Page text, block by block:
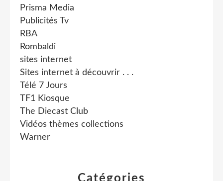
Catégories
Prisma Media
Publicités Tv
RBA
Rombaldi
sites internet
Sites internet à découvrir . . .
Télé 7 Jours
TF1 Kiosque
The Diecast Club
Vidéos thèmes collections
Warner